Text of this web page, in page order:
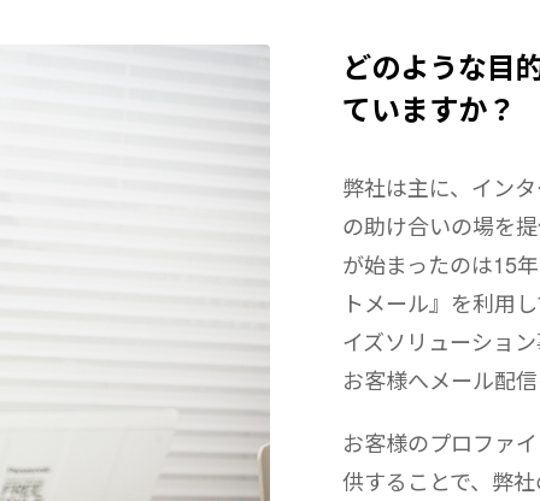
どのような目
ていますか？
弊社は主に、イン
の助け合いの場を
が始まったのは15
トメール』を利用
イズソリューショ
お客様へメール配
お客様のプロファ
供することで、弊